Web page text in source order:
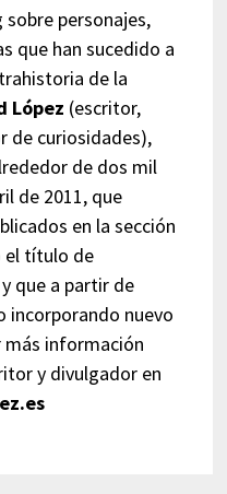
sobre personajes,
que han sucedido a
de la
López (escritor,
de curiosidades),
de dos mil
de 2011, que
en la sección
el título de
que a partir de
incorporando nuevo
información
y divulgador en